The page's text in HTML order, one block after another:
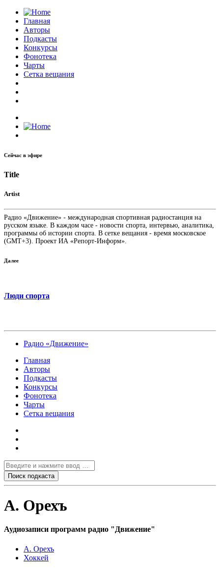
Главная
Авторы
Подкасты
Конкурсы
Фонотека
Чарты
Сетка вещания
Сейчас в эфире
Title
Artist
Радио «Движение» - международная спортивная радиостанция на
русском языке. В каждом часе - новости спорта, интервью, аналитика,
программы об истории спорта. В сетке вещания - время московское
(GMT+3). Проект ИА «Репорт-Информ».
Далее
Люди спорта
Радио «Движение»
Главная
Авторы
Подкасты
Конкурсы
Фонотека
Чарты
Сетка вещания
А. Орехъ
Аудиозаписи программ радио "Движение"
А. Орехъ
Хоккей